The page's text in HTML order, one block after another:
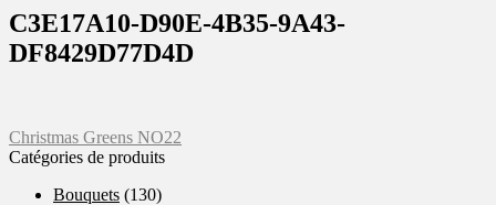
C3E17A10-D90E-4B35-9A43-
DF8429D77D4D
Navigation
de
Article
précédent :
Christmas Greens NO22
Catégories de produits
Bouquets (130)